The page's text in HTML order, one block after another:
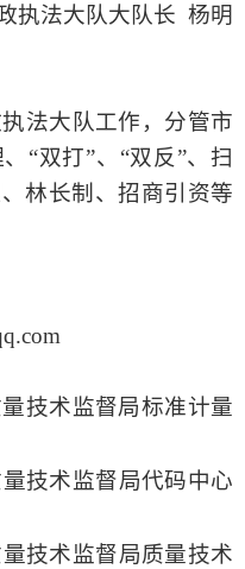
执法大队大队长 杨明
法大队工作，分管市
“双打”、“双反”、扫
林长制、招商引资等
技术监督局标准计量
技术监督局代码中心
技术监督局质量技术